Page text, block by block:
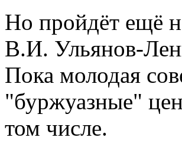
Но пройдёт ещё
В.И. Ульянов-
Пока молодая
"буржуазные"
том числе.